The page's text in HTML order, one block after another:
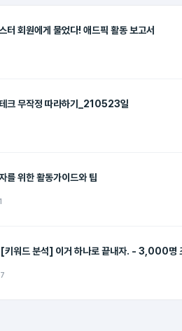
터 회원에게 물었다! 애드픽 활동 보고서
크 무작정 따라하기_210523일
를 위한 활동가이드와 팁